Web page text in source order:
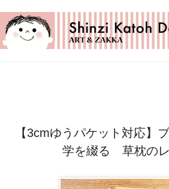
【3cmゆうパケット対応
学を綴る 草枕の